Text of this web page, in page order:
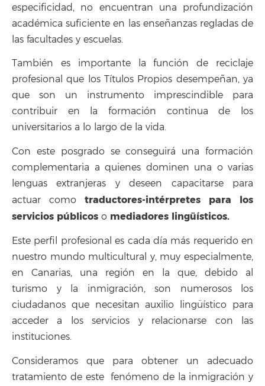
especificidad, no encuentran una profundización
académica suficiente en las enseñanzas regladas de
las facultades y escuelas.
También es importante la función de reciclaje
profesional que los Títulos Propios desempeñan, ya
que son un instrumento imprescindible para
contribuir en la formación continua de los
universitarios a lo largo de la vida.
Con este posgrado se conseguirá una formación
complementaria a quienes dominen una o varias
lenguas extranjeras y deseen capacitarse para
actuar como traductores-intérpretes para los
servicios públicos o mediadores lingüísticos.
Este perfil profesional es cada día más requerido en
nuestro mundo multicultural y, muy especialmente,
en Canarias, una región en la que, debido al
turismo y la inmigración, son numerosos los
ciudadanos que necesitan auxilio lingüístico para
acceder a los servicios y relacionarse con las
instituciones.
Consideramos que para obtener un adecuado
tratamiento de este fenómeno de la inmigración y